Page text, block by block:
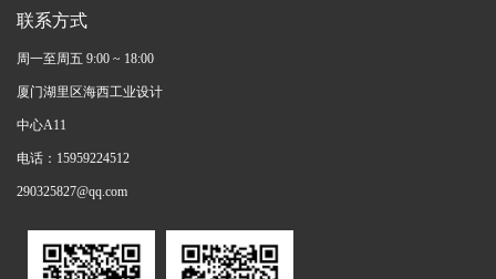
联系方式
周一至周五 9:00 ~ 18:00
厦门湖里区海西工业设计
中心A11
电话：15959224512
290325827@qq.com